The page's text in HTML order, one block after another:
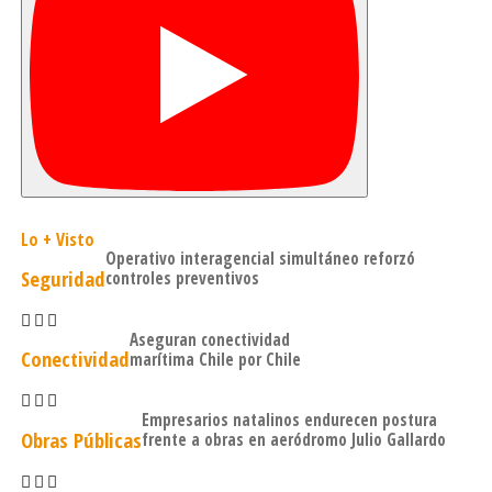
descendió un 1,3%. La variación interanual muestra un
aumento de 6,7%, con una diferencia de 1,1 p.p.
Finalmente, las áreas que registraron el mayor
crecimiento en la generación de empleo en el trimestre
móvil OND fueron: Enseñanza: +15,7%; Construcción:
+5,3%
Lo + Visto
Seguridad
Operativo interagencial simultáneo reforzó
controles preventivos
Conectividad
Aseguran conectividad
marítima Chile por Chile
Obras Públicas
Empresarios natalinos endurecen postura
frente a obras en aeródromo Julio Gallardo